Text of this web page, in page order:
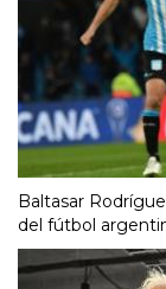
Baltasar
del fútbol